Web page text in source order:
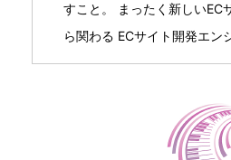
すこと。 まったく新しいEC
ら関わる ECサイト開発エン